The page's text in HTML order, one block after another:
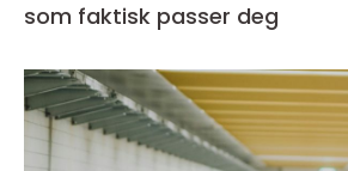
som faktisk passer deg